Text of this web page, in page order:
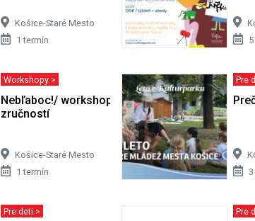
Košice-Staré Mesto
1 termín
Workshopy >
Nebľaboc!/ workshop komunikačných
zručností
Košice-Staré Mesto
1 termín
Pre
Pre deti > Pre